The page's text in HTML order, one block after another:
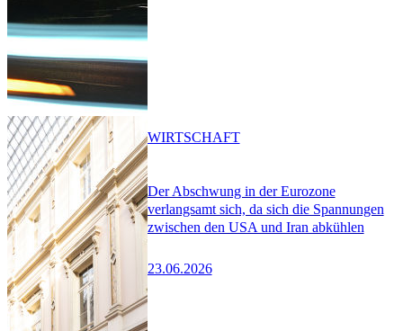
Der Abschwung in der Eurozone
verlangsamt sich, da sich die Spannungen
zwischen den USA und Iran abkühlen
23.06.2026
WIRTSCHAFT